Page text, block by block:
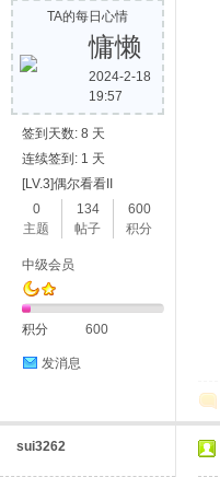
TA的每日心情
慵懒
2024-2-18
19:57
签到天数: 8 天
连续签到: 1 天
[LV.3]偶尔看看II
0
主题
134
帖子
600
积分
中级会员
积分 600
发消息
sui3262